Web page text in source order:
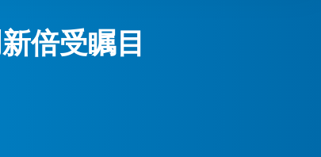
倍受瞩目